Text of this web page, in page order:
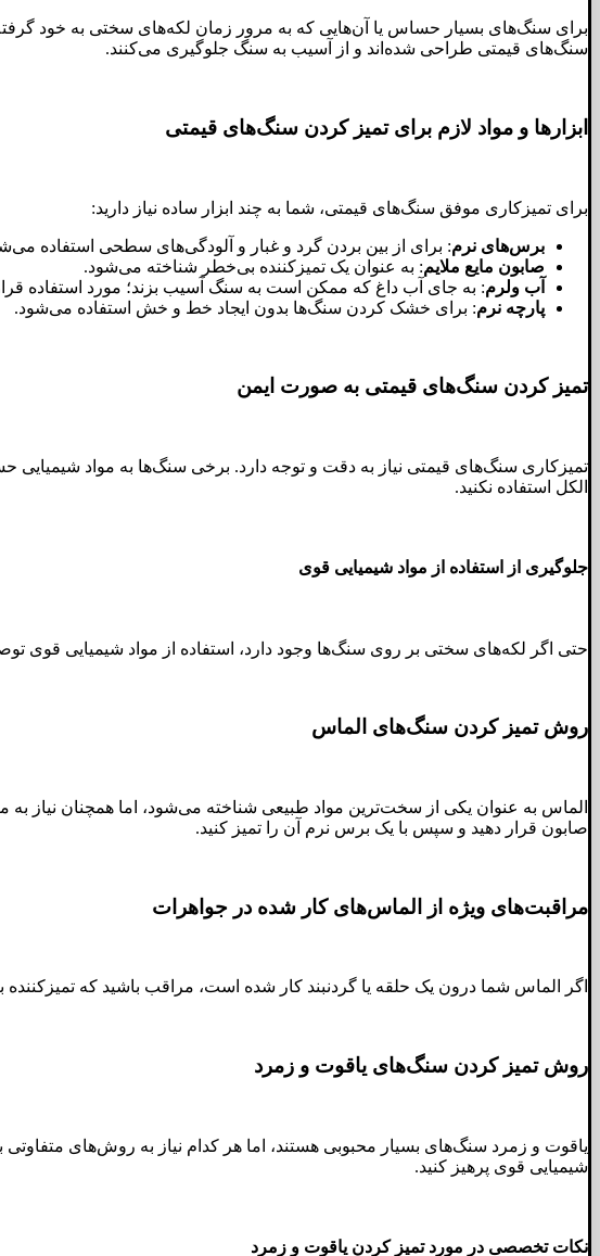
برای سنگ‌های بسیار حساس یا آن‌هایی که به مرور زمان لکه‌های سختی به خود
سنگ‌های قیمتی طراحی شده‌اند و از آسیب به سنگ جلوگیری می‌کنند.
ابزارها و مواد لازم برای تمیز کردن سنگ‌های قیمتی
برای تمیزکاری موفق سنگ‌های قیمتی، شما به چند ابزار ساده نیاز دارید:
برس‌های نرم: برای از بین بردن گرد و غبار و آلودگی‌های سطحی استفاده
صابون مایع ملایم: به عنوان یک تمیزکننده بی‌خطر شناخته می‌شود.
آب ولرم: به جای آب داغ که ممکن است به سنگ آسیب بزند؛ مورد استفاده
پارچه نرم: برای خشک کردن سنگ‌ها بدون ایجاد خط و خش استفاده می‌شود.
تمیز کردن سنگ‌های قیمتی به صورت ایمن
تمیزکاری سنگ‌های قیمتی نیاز به دقت و توجه دارد. برخی سنگ‌ها به مواد شیمیایی
الکل استفاده نکنید.
جلوگیری از استفاده از مواد شیمیایی قوی
حتی اگر لکه‌های سختی بر روی سنگ‌ها وجود دارد، استفاده از مواد شیمیایی
روش تمیز کردن سنگ‌های الماس
الماس به عنوان یکی از سخت‌ترین مواد طبیعی شناخته می‌شود، اما همچنان نیاز به
صابون قرار دهید و سپس با یک برس نرم آن را تمیز کنید.
مراقبت‌های ویژه از الماس‌های کار شده در جواهرات
اگر الماس شما درون یک حلقه یا گردنبند کار شده است، مراقب باشید که
روش تمیز کردن سنگ‌های یاقوت و زمرد
یاقوت و زمرد سنگ‌های بسیار محبوبی هستند، اما هر کدام نیاز به روش‌های متفاوتی
شیمیایی قوی پرهیز کنید.
نکات تخصصی در مورد تمیز کردن یاقوت و زمرد